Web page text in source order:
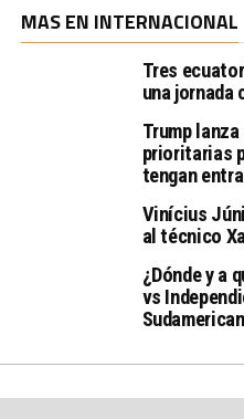
MAS EN INTERNACIONAL
Tres
una jornada
Trump lanza
prioritarias
tengan
Vinícius
al técnico
¿Dónde y a
vs